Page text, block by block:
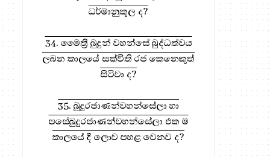
සඳහා, මෙතැන ඔබන්න!
ධර්මානුකූල ද?
34. මෛත්‍රී බුදුන් වහන්සේ බුද්ධත්වය
ලබන කාලයේ සක්විති රජ කෙනෙකුත්
සිටිවා ද?
35. බුදුරජාණන්වහන්සේලා හා
පසේබුදුරජාණන්වහන්සේලා එක ම
කාලයේ දී ලොව පහළ වෙනව ද?